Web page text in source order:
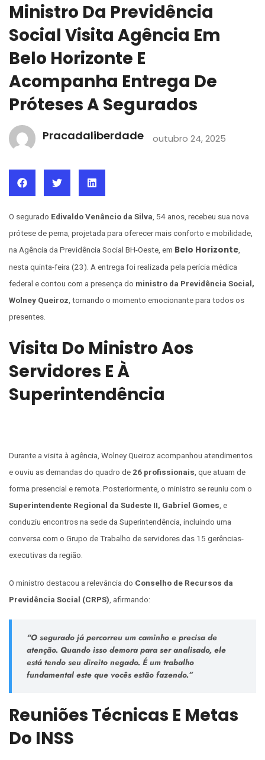
Ministro Da Previdência
Social Visita Agência Em
Belo Horizonte E
Acompanha Entrega De
Próteses A Segurados
Pracadaliberdade outubro 24, 2025
O segurado Edivaldo Venâncio da Silva, 54 anos, recebeu sua nova
prótese de perna, projetada para oferecer mais conforto e mobilidade,
na Agência da Previdência Social BH-Oeste, em Belo Horizonte,
nesta quinta-feira (23). A entrega foi realizada pela perícia médica
federal e contou com a presença do ministro da Previdência Social,
Wolney Queiroz, tornando o momento emocionante para todos os
presentes.
Visita Do Ministro Aos
Servidores E À
Superintendência
Durante a visita à agência, Wolney Queiroz acompanhou atendimentos
e ouviu as demandas do quadro de 26 profissionais, que atuam de
forma presencial e remota. Posteriormente, o ministro se reuniu com o
Superintendente Regional da Sudeste II, Gabriel Gomes, e
conduziu encontros na sede da Superintendência, incluindo uma
conversa com o Grupo de Trabalho de servidores das 15 gerências-
executivas da região.
O ministro destacou a relevância do Conselho de Recursos da
Previdência Social (CRPS), afirmando:
“O segurado já percorreu um caminho e precisa de
atenção. Quando isso demora para ser analisado, ele
está tendo seu direito negado. É um trabalho
fundamental este que vocês estão fazendo.”
Reuniões Técnicas E Metas
Do INSS